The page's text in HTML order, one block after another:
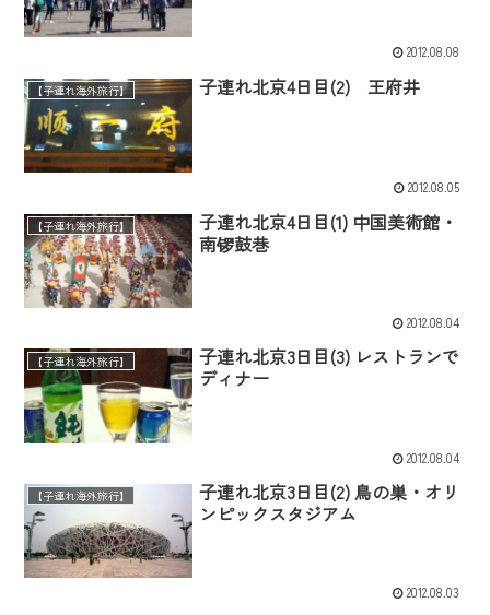
2012.08.08
【子連れ海外旅行】 子連れ北京4日目(2) 王府井
2012.08.05
【子連れ海外旅行】
子連れ北京4日目(1) 中国美術館・
南锣鼓巷
2012.08.04
【子連れ海外旅行】
子連れ北京3日目(3) レストランで
ディナー
2012.08.04
【子連れ海外旅行】
子連れ北京3日目(2) 鳥の巣・オリ
ンピックスタジアム
2012.08.03